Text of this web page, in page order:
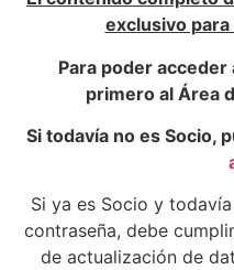
exclusivo
Para poder
primero al Área
Si todavía no es Socio,
Si ya es Socio y
contraseña, debe
de actualización de